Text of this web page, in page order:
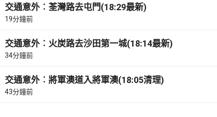
交通意外︰荃灣路去屯門(18:29最新)
19分鐘前
交通意外︰火炭路去沙田第一城(18:14最新)
34分鐘前
交通意外︰將軍澳道入將軍澳(18:05清理)
43分鐘前